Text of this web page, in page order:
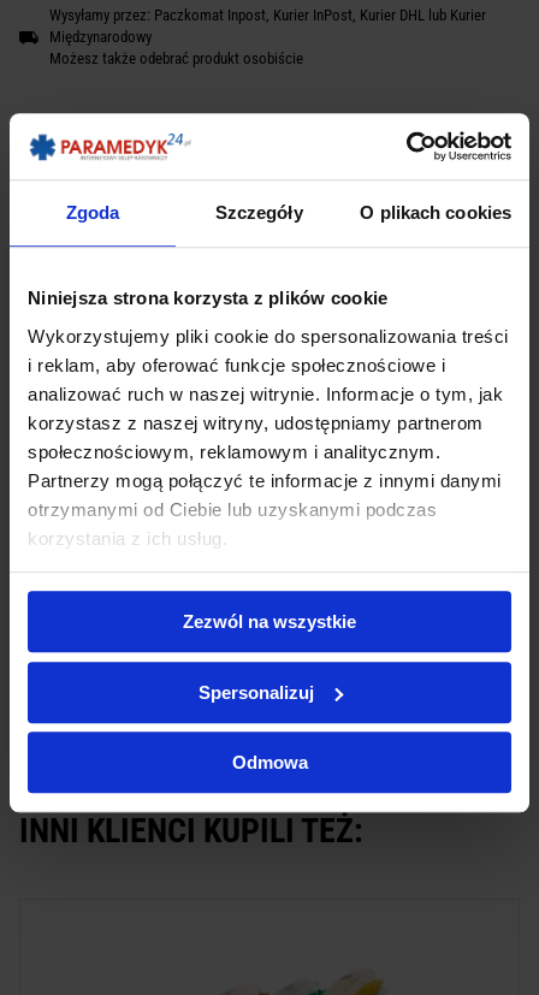
Zgoda Szczegóły O plikach cookies
Niniejsza strona korzysta z plików cookie
Wykorzystujemy pliki cookie do spersonalizowania treści
i reklam, aby oferować funkcje społecznościowe i
analizować ruch w naszej witrynie. Informacje o tym, jak
korzystasz z naszej witryny, udostępniamy partnerom
społecznościowym, reklamowym i analitycznym.
Partnerzy mogą połączyć te informacje z innymi danymi
otrzymanymi od Ciebie lub uzyskanymi podczas
korzystania z ich usług.
Zezwól na wszystkie
Spersonalizuj
Odmowa
Wysyłamy przez: Paczkomat Inpost, Kurier InPost, Kurier DHL lub Kurier
Międzynarodowy
Możesz także odebrać produkt osobiście
OPIS
Maski silikonowe do resuscytatora
Maski silikonowe do zastosowania w ratownictwie, anestezji,
terapii tlenowej i sztucznym oddychaniu.
Przy zamówieniu proszę wybrać rozmiar zamawianej maski
nr. 3 - dla dzieci
nr. 4 - dla młodzieży / dorośli
nr. 5 - dla dorosłych
Wielorazowego użytku - maski można wielokrotnie sterylizować
PRODUKTY PODOBNE
INNI KLIENCI KUPILI TEŻ: